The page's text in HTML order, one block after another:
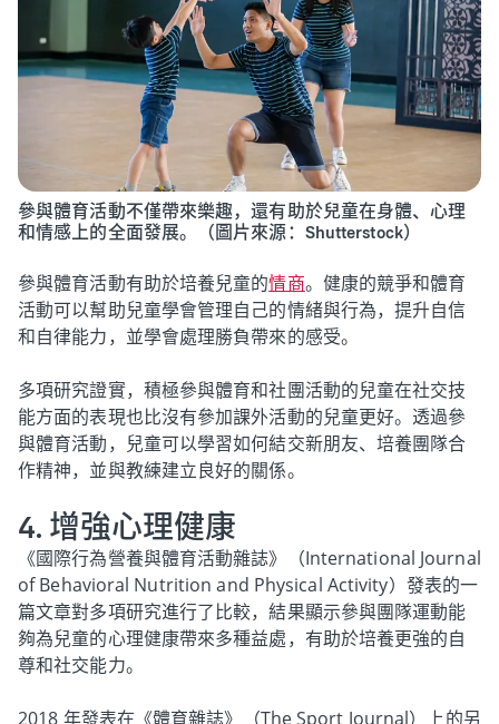
參與體育活動不僅帶來樂趣，還有助於兒童在身體、心理
和情感上的全面發展。（圖片來源：Shutterstock）
參與體育活動有助於培養兒童的情商。健康的競爭和體育
活動可以幫助兒童學會管理自己的情緒與行為，提升自信
和自律能力，並學會處理勝負帶來的感受。
多項研究證實，積極參與體育和社團活動的兒童在社交技
能方面的表現也比沒有參加課外活動的兒童更好。透過參
與體育活動，兒童可以學習如何結交新朋友、培養團隊合
作精神，並與教練建立良好的關係。
4. 增強心理健康
《國際行為營養與體育活動雜誌》（International Journal
of Behavioral Nutrition and Physical Activity）發表的一
篇文章對多項研究進行了比較，結果顯示參與團隊運動能
夠為兒童的心理健康帶來多種益處，有助於培養更強的自
尊和社交能力。
2018 年發表在《體育雜誌》（The Sport Journal）上的另